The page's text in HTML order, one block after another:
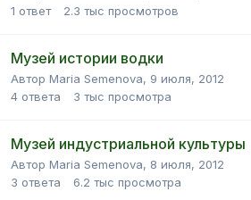
1 ответ 2.3 тыс просмотров
Музей истории водки
Автор Maria Semenova, 9 июля, 2012
4 ответа 3 тыс просмотра
Музей индустриальной культуры
Автор Maria Semenova, 8 июля, 2012
3 ответа 6.2 тыс просмотра